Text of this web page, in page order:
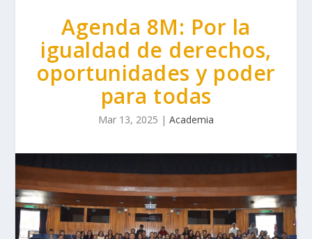
Agenda 8M: Por la
igualdad de derechos,
oportunidades y poder
para todas
Mar 13, 2025 | Academia